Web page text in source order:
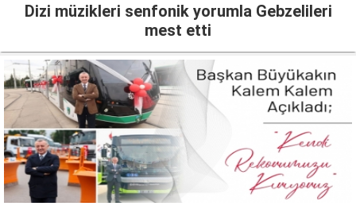
Dizi müzikleri senfonik yorumla Gebzelileri
mest etti